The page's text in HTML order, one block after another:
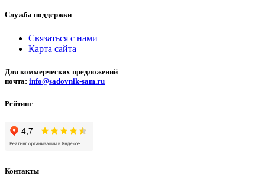
Служба поддержки
Связаться с нами
Карта сайта
Для коммерческих предложений —
почта: info@sadovnik-sam.ru
Рейтинг
Контакты